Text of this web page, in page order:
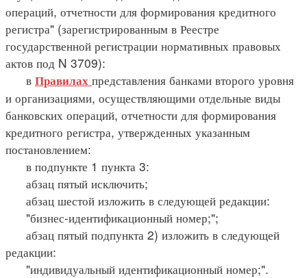
операций, отчетности для формирования кредитного
регистра" (зарегистрированным в Реестре
государственной регистрации нормативных правовых
актов под N 3709):
в Правилах представления банками второго уровня
и организациями, осуществляющими отдельные виды
банковских операций, отчетности для формирования
кредитного регистра, утвержденных указанным
постановлением:
в подпункте 1 пункта 3:
абзац пятый исключить;
абзац шестой изложить в следующей редакции:
"бизнес-идентификационный номер;";
абзац пятый подпункта 2) изложить в следующей
редакции:
"индивидуальный идентификационный номер;".